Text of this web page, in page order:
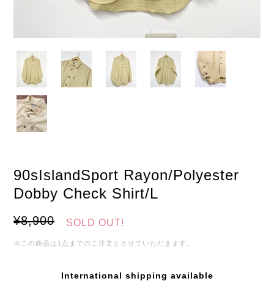
90sIslandSport Rayon/Polyester
Dobby Check Shirt/L
¥8,900 SOLD OUT!
※この商品は1点までのご注文とさせていただきます。
International shipping available